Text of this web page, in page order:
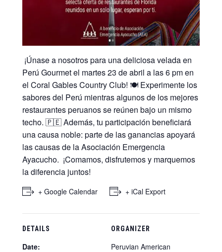
¡Únase a nosotros para una deliciosa velada en
Perú Gourmet el martes 23 de abril a las 6 pm en
el Coral Gables Country Club! 🍽️ Experimente los
sabores del Perú mientras algunos de los mejores
restaurantes peruanos se reúnen bajo un mismo
techo. 🇵🇪 Además, tu participación beneficiará
una causa noble: parte de las ganancias apoyará
las causas de la Asociación Emergencia
Ayacucho. ¡Comamos, disfrutemos y marquemos
la diferencia juntos!
+ Google Calendar + iCal Export
DETAILS
Date:
ORGANIZER
Peruvian American